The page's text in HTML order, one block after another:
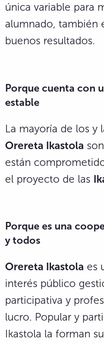
única variable para
alumnado, también
buenos resultados.
Porque cuenta con
estable
La mayoría de los y
Orereta Ikastola
están
el proyecto de las
Porque es una
y todos
Orereta Ikastola es
interés público
participativa y
lucro. Popular y
Ikastola la forman